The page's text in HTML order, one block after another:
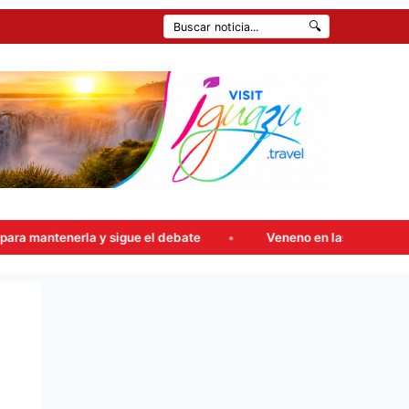
🔍
el debate Veneno en las calles de Iguazú: atrapan